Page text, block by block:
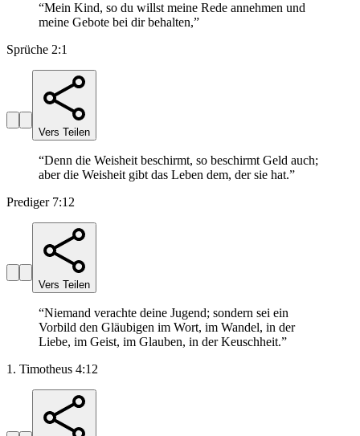
“Mein Kind, so du willst meine Rede annehmen und
meine Gebote bei dir behalten,”
Sprüche 2:1
Vers Teilen
“Denn die Weisheit beschirmt, so beschirmt Geld auch;
aber die Weisheit gibt das Leben dem, der sie hat.”
Prediger 7:12
Vers Teilen
“Niemand verachte deine Jugend; sondern sei ein
Vorbild den Gläubigen im Wort, im Wandel, in der
Liebe, im Geist, im Glauben, in der Keuschheit.”
1. Timotheus 4:12